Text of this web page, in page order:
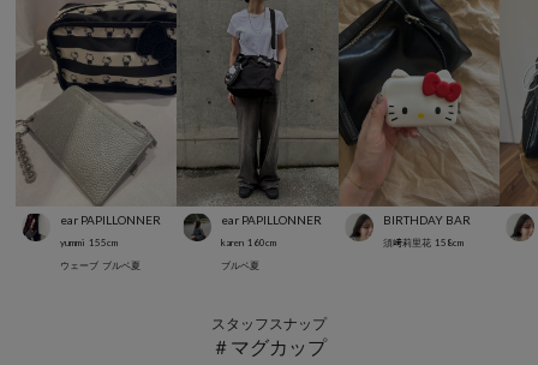
ear PAPILLONNER
yummi 155cm
ウェーブ ブルベ夏
ear PAPILLONNER
karen 160cm
ブルベ夏
BIRTHDAY BAR
須﨑莉里花 158cm
スタッフスナップ
＃マグカップ